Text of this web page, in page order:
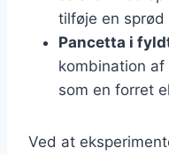
tilføje en sprød
Pancetta i
kombination af
som en forret
Ved at